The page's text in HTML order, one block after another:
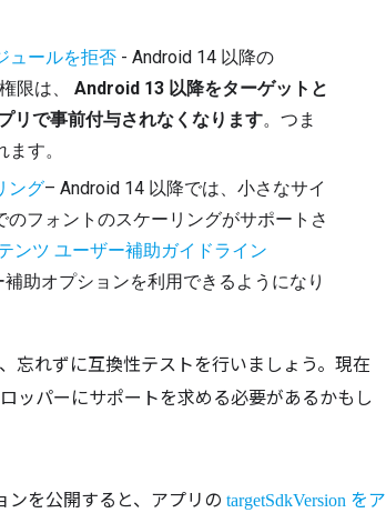
ュールを拒否
限は、
Android 13 以降をターゲットと
リで事前付与されなくなります。つま
す。
ング– Android 14 以降では、小さなサイ
フォントのスケーリングがサポートさ
ンツ ユーザー補助ガイドライン
助オプションを利用できるようになり
忘れずに互換性テストを行いましょう。現在
ッパーにサポートを求める必要があるかもし
を公開すると、アプリの targetSdkVersion をア